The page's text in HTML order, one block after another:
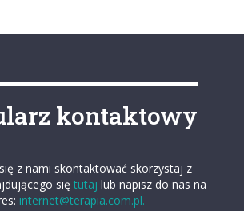
kontaktowy
z nami skontaktować skorzystaj z
się tutaj lub napisz do nas na
internet@terapia.com.pl.